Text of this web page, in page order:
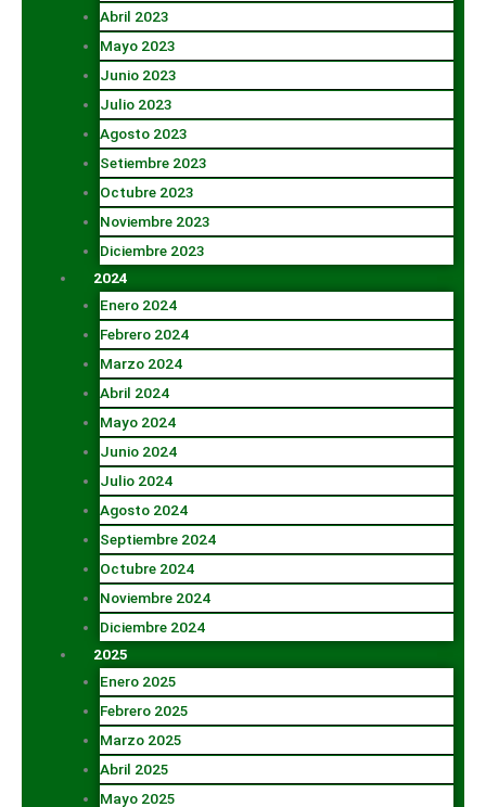
Abril 2023
Mayo 2023
Junio 2023
Julio 2023
Agosto 2023
Setiembre 2023
Octubre 2023
Noviembre 2023
Diciembre 2023
2024
Enero 2024
Febrero 2024
Marzo 2024
Abril 2024
Mayo 2024
Junio 2024
Julio 2024
Agosto 2024
Septiembre 2024
Octubre 2024
Noviembre 2024
Diciembre 2024
2025
Enero 2025
Febrero 2025
Marzo 2025
Abril 2025
Mayo 2025